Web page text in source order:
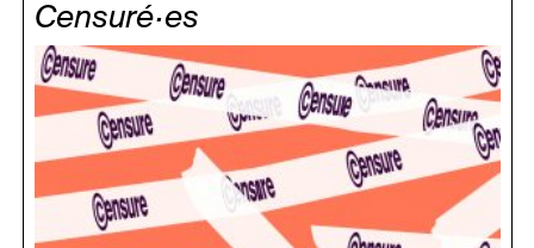
Censuré·es